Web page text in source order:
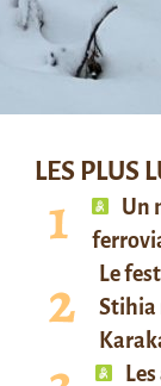
LES PLUS
Un
Le
Stihia